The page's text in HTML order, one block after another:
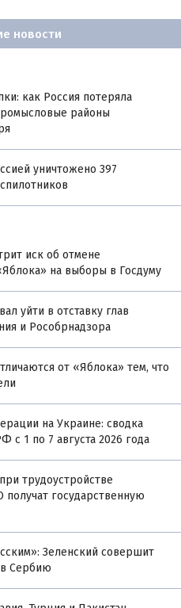
новости
как Россия потеряла
районы
уничтожено 397
иск об отмене
на выборы в Госдуму
уйти в отставку глав
и Рособрнадзора
от «Яблока» тем, что
на Украине: сводка
с 1 по 7 августа 2026 года
трудоустройстве
получат государственную
Зеленский совершит
Сербию